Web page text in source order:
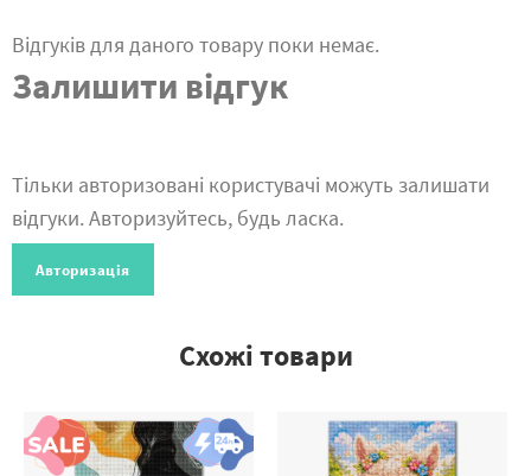
Відгуків для даного товару поки немає.
Залишити відгук
Тільки авторизовані користувачі можуть залишати
відгуки. Авторизуйтесь, будь ласка.
Авторизація
Схожі товари